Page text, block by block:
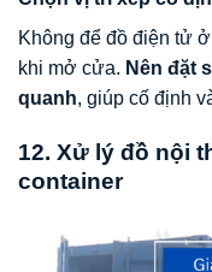
Không để đồ điện tử
khi mở cửa. Nên đặt
quanh, giúp cố định
12. Xử lý đồ nội
container